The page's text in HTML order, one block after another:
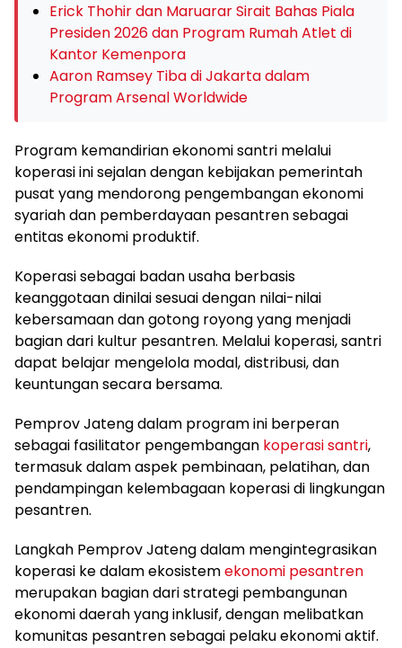
Erick Thohir dan Maruarar Sirait Bahas Piala
Presiden 2026 dan Program Rumah Atlet di
Kantor Kemenpora
Aaron Ramsey Tiba di Jakarta dalam
Program Arsenal Worldwide
Program kemandirian ekonomi santri melalui
koperasi ini sejalan dengan kebijakan pemerintah
pusat yang mendorong pengembangan ekonomi
syariah dan pemberdayaan pesantren sebagai
entitas ekonomi produktif.
Koperasi sebagai badan usaha berbasis
keanggotaan dinilai sesuai dengan nilai-nilai
kebersamaan dan gotong royong yang menjadi
bagian dari kultur pesantren. Melalui koperasi, santri
dapat belajar mengelola modal, distribusi, dan
keuntungan secara bersama.
Pemprov Jateng dalam program ini berperan
sebagai fasilitator pengembangan koperasi santri,
termasuk dalam aspek pembinaan, pelatihan, dan
pendampingan kelembagaan koperasi di lingkungan
pesantren.
Langkah Pemprov Jateng dalam mengintegrasikan
koperasi ke dalam ekosistemekonomi pesantren
merupakan bagian dari strategi pembangunan
ekonomi daerah yang inklusif, dengan melibatkan
komunitas pesantren sebagai pelaku ekonomi aktif.